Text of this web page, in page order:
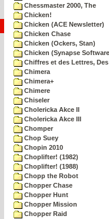
Chessmaster 2000, The
Chicken!
Chicken (ACE Newsletter)
Chicken Chase
Chicken (Ockers, Stan)
Chicken (Synapse
Chiffres et des Lettres, Des
Chimera
Chimera+
Chimere
Chiseler
Cholericka Akce II
Cholericka Akce III
Chomper
Chop Suey
Chopin 2010
Choplifter! (1982)
Choplifter! (1988)
Chopp the Robot
Chopper Chase
Chopper Hunt
Chopper Mission
Chopper Raid